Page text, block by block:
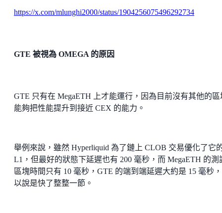
https://x.com/mlunghi2000/status/1904256075496292734
GTE 被視為 OMEGA 的原因
GTE 只有在 MegaETH 上才能運行，因為目前沒有其他的區
能夠把性能提升到接近 CEX 的能力。
舉例來說，雖然 Hyperliquid 為了鏈上 CLOB 交易優化了它
L1，但最好的狀態下延遲也有 200 毫秒，而 MegaETH 的測
區塊時間只有 10 毫秒，GTE 的端到端延遲大約是 15 毫秒
以說是快了整整一節。